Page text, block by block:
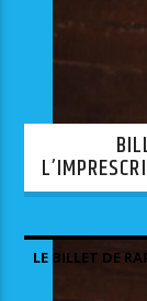
LE BILLET DE